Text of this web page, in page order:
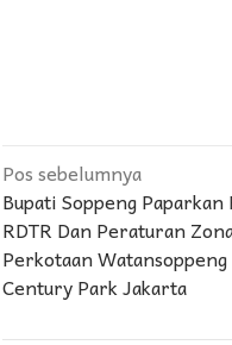
Navigasi
pos
Pos sebelumnya
Bupati Soppeng
RDTR Dan Peraturan
Perkotaan
Century Park Jakarta